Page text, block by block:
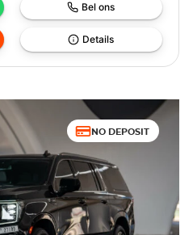
Bel ons
Details
NO DEPOSIT